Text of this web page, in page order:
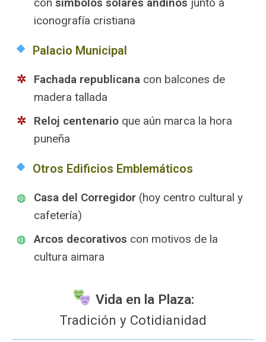
iconografía cristiana
Palacio Municipal
Fachada republicana con balcones de
madera tallada
Reloj centenario que aún marca la hora
puneña
Otros Edificios Emblemáticos
Casa del Corregidor (hoy centro cultural y
cafetería)
Arcos decorativos con motivos de la
cultura aimara
Vida en la Plaza:
Tradición y Cotidianidad